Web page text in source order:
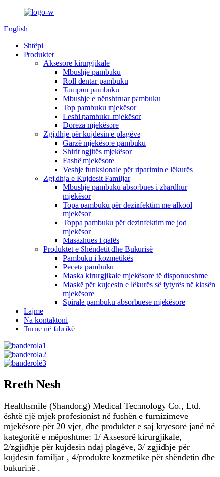
English
Shtëpi
Produktet
Aksesore kirurgjikale
Mbushje pambuku
Roll dentar pambuku
Tampon pambuku
Mbushje e nënshtruar pambuku
Top pambuku mjekësor
Leshi pambuku mjekësor
Doreza mjekësore
Zgjidhje për kujdesin e plagëve
Garzë mjekësore pambuku
Shirit ngjitës mjekësor
Fashë mjekësore
Veshje funksionale për riparimin e lëkurës
Zgjidhja e Kujdesit Familjar
Mbushje pambuku absorbues i zbardhur
mjekësor
Topa pambuku për dezinfektim me alkool
mjekësor
Toppa pambuku për dezinfektim me jod
mjekësor
Masazhues i qafës
Produktet e Shëndetit dhe Bukurisë
Pambuku i kozmetikës
Peceta pambuku
Maska kirurgjikale mjekësore të disponueshme
Maskë për kujdesin e lëkurës së fytyrës në klasën
mjekësore
Spirale pambuku absorbuese mjekësore
Lajme
Na kontaktoni
Turne në fabrikë
Rreth Nesh
Healthsmile (Shandong) Medical Technology Co., Ltd.
është një mjek profesionist në fushën e furnizimeve
mjekësore për 20 vjet, dhe produktet e saj kryesore janë në
kategoritë e mëposhtme: 1/ Aksesorë kirurgjikale,
2/zgjidhje për kujdesin ndaj plagëve, 3/ zgjidhje për
kujdesin familjar , 4/produkte kozmetike për shëndetin dhe
bukurinë .